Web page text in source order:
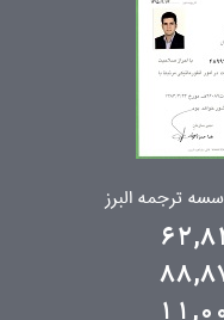
ترجمه البرز